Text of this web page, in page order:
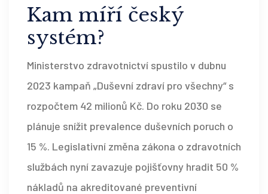
Kam míří český
systém?
Ministerstvo zdravotnictví spustilo v dubnu
2023 kampaň „Duševní zdraví pro všechny“ s
rozpočtem 42 milionů Kč. Do roku 2030 se
plánuje snížit prevalence duševních poruch o
15 %. Legislativní změna zákona o zdravotních
službách nyní zavazuje pojišťovny hradit 50 %
nákladů na akreditované preventivní